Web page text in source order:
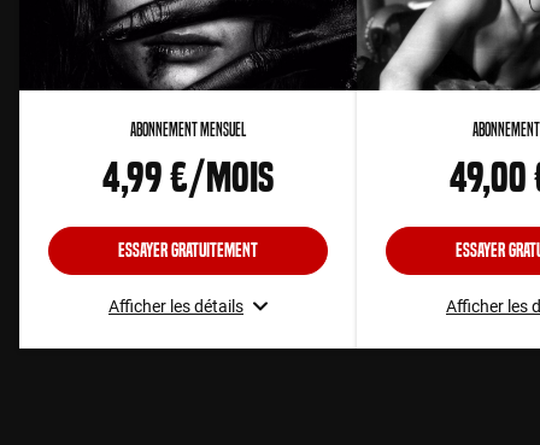
Abonnement Mensuel
4,99 €/mois
Essayer gratuitement
Afficher les détails
Essayer
Afficher les